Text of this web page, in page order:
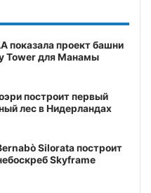
показала проект башни
Tower для Манамы
построит первый
лес в Нидерландах
Silorata построит
Skyframe